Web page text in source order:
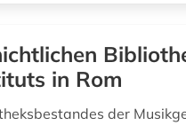
in Rom
der